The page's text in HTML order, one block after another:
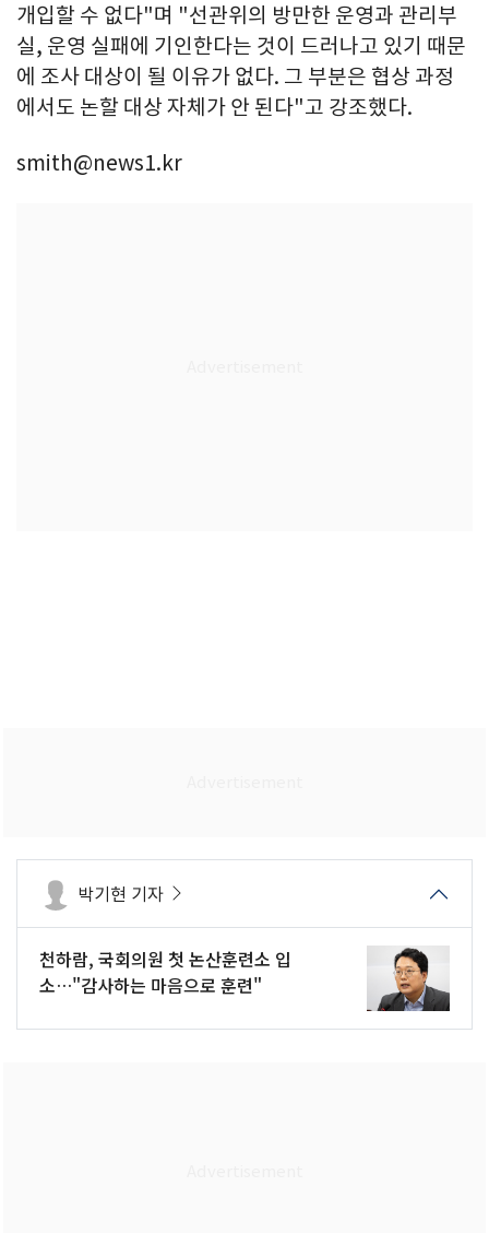
개입할 수 없다"며 "선관위의 방만한 운영과 관리부
실, 운영 실패에 기인한다는 것이 드러나고 있기 때문
에 조사 대상이 될 이유가 없다. 그 부분은 협상 과정
에서도 논할 대상 자체가 안 된다"고 강조했다.
smith@news1.kr
박기현 기자
천하람, 국회의원 첫 논산훈련소 입
소…"감사하는 마음으로 훈련"